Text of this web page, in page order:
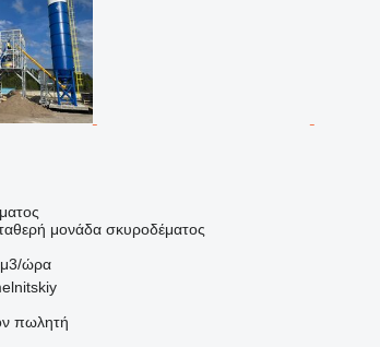
μονάδα σκυροδέματος
ώρα
πωλητή